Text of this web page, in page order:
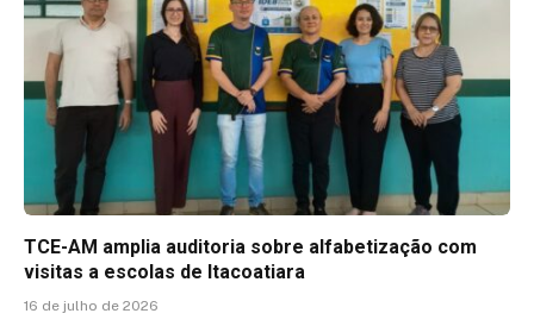
TCE-AM amplia auditoria sobre alfabetização com
visitas a escolas de Itacoatiara
16 de julho de 2026